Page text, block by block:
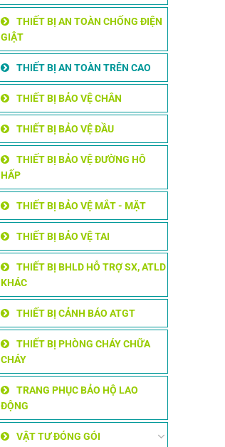
THIẾT BỊ AN TOÀN CHỐNG ĐIỆN
GIẬT
THIẾT BỊ AN TOÀN TRÊN CAO
THIẾT BỊ BẢO VỆ CHÂN
THIẾT BỊ BẢO VỆ ĐẦU
THIẾT BỊ BẢO VỆ ĐƯỜNG HÔ
HẤP
THIẾT BỊ BẢO VỆ MẮT - MẶT
THIẾT BỊ BẢO VỆ TAI
THIẾT BỊ BHLD HỖ TRỢ SX, ATLD
KHÁC
THIẾT BỊ CẢNH BÁO ATGT
THIẾT BỊ PHÒNG CHÁY CHỮA
CHÁY
TRANG PHỤC BẢO HỘ LAO
ĐỘNG
VẬT TƯ ĐÓNG GÓI